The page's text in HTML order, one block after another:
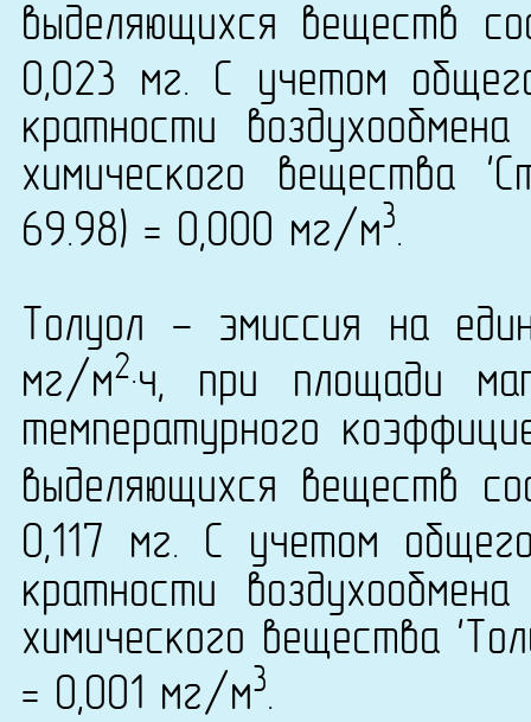
выделяющихся веществ
0,023 мг. С учетом
кратности
химического
69.98) = 0,000 мг/м3.
Толуол - эмиссия на
мг/м2·ч, при площади
температурного
выделяющихся веществ
0,117 мг. С учетом
кратности
химического вещества
= 0,001 мг/м3.